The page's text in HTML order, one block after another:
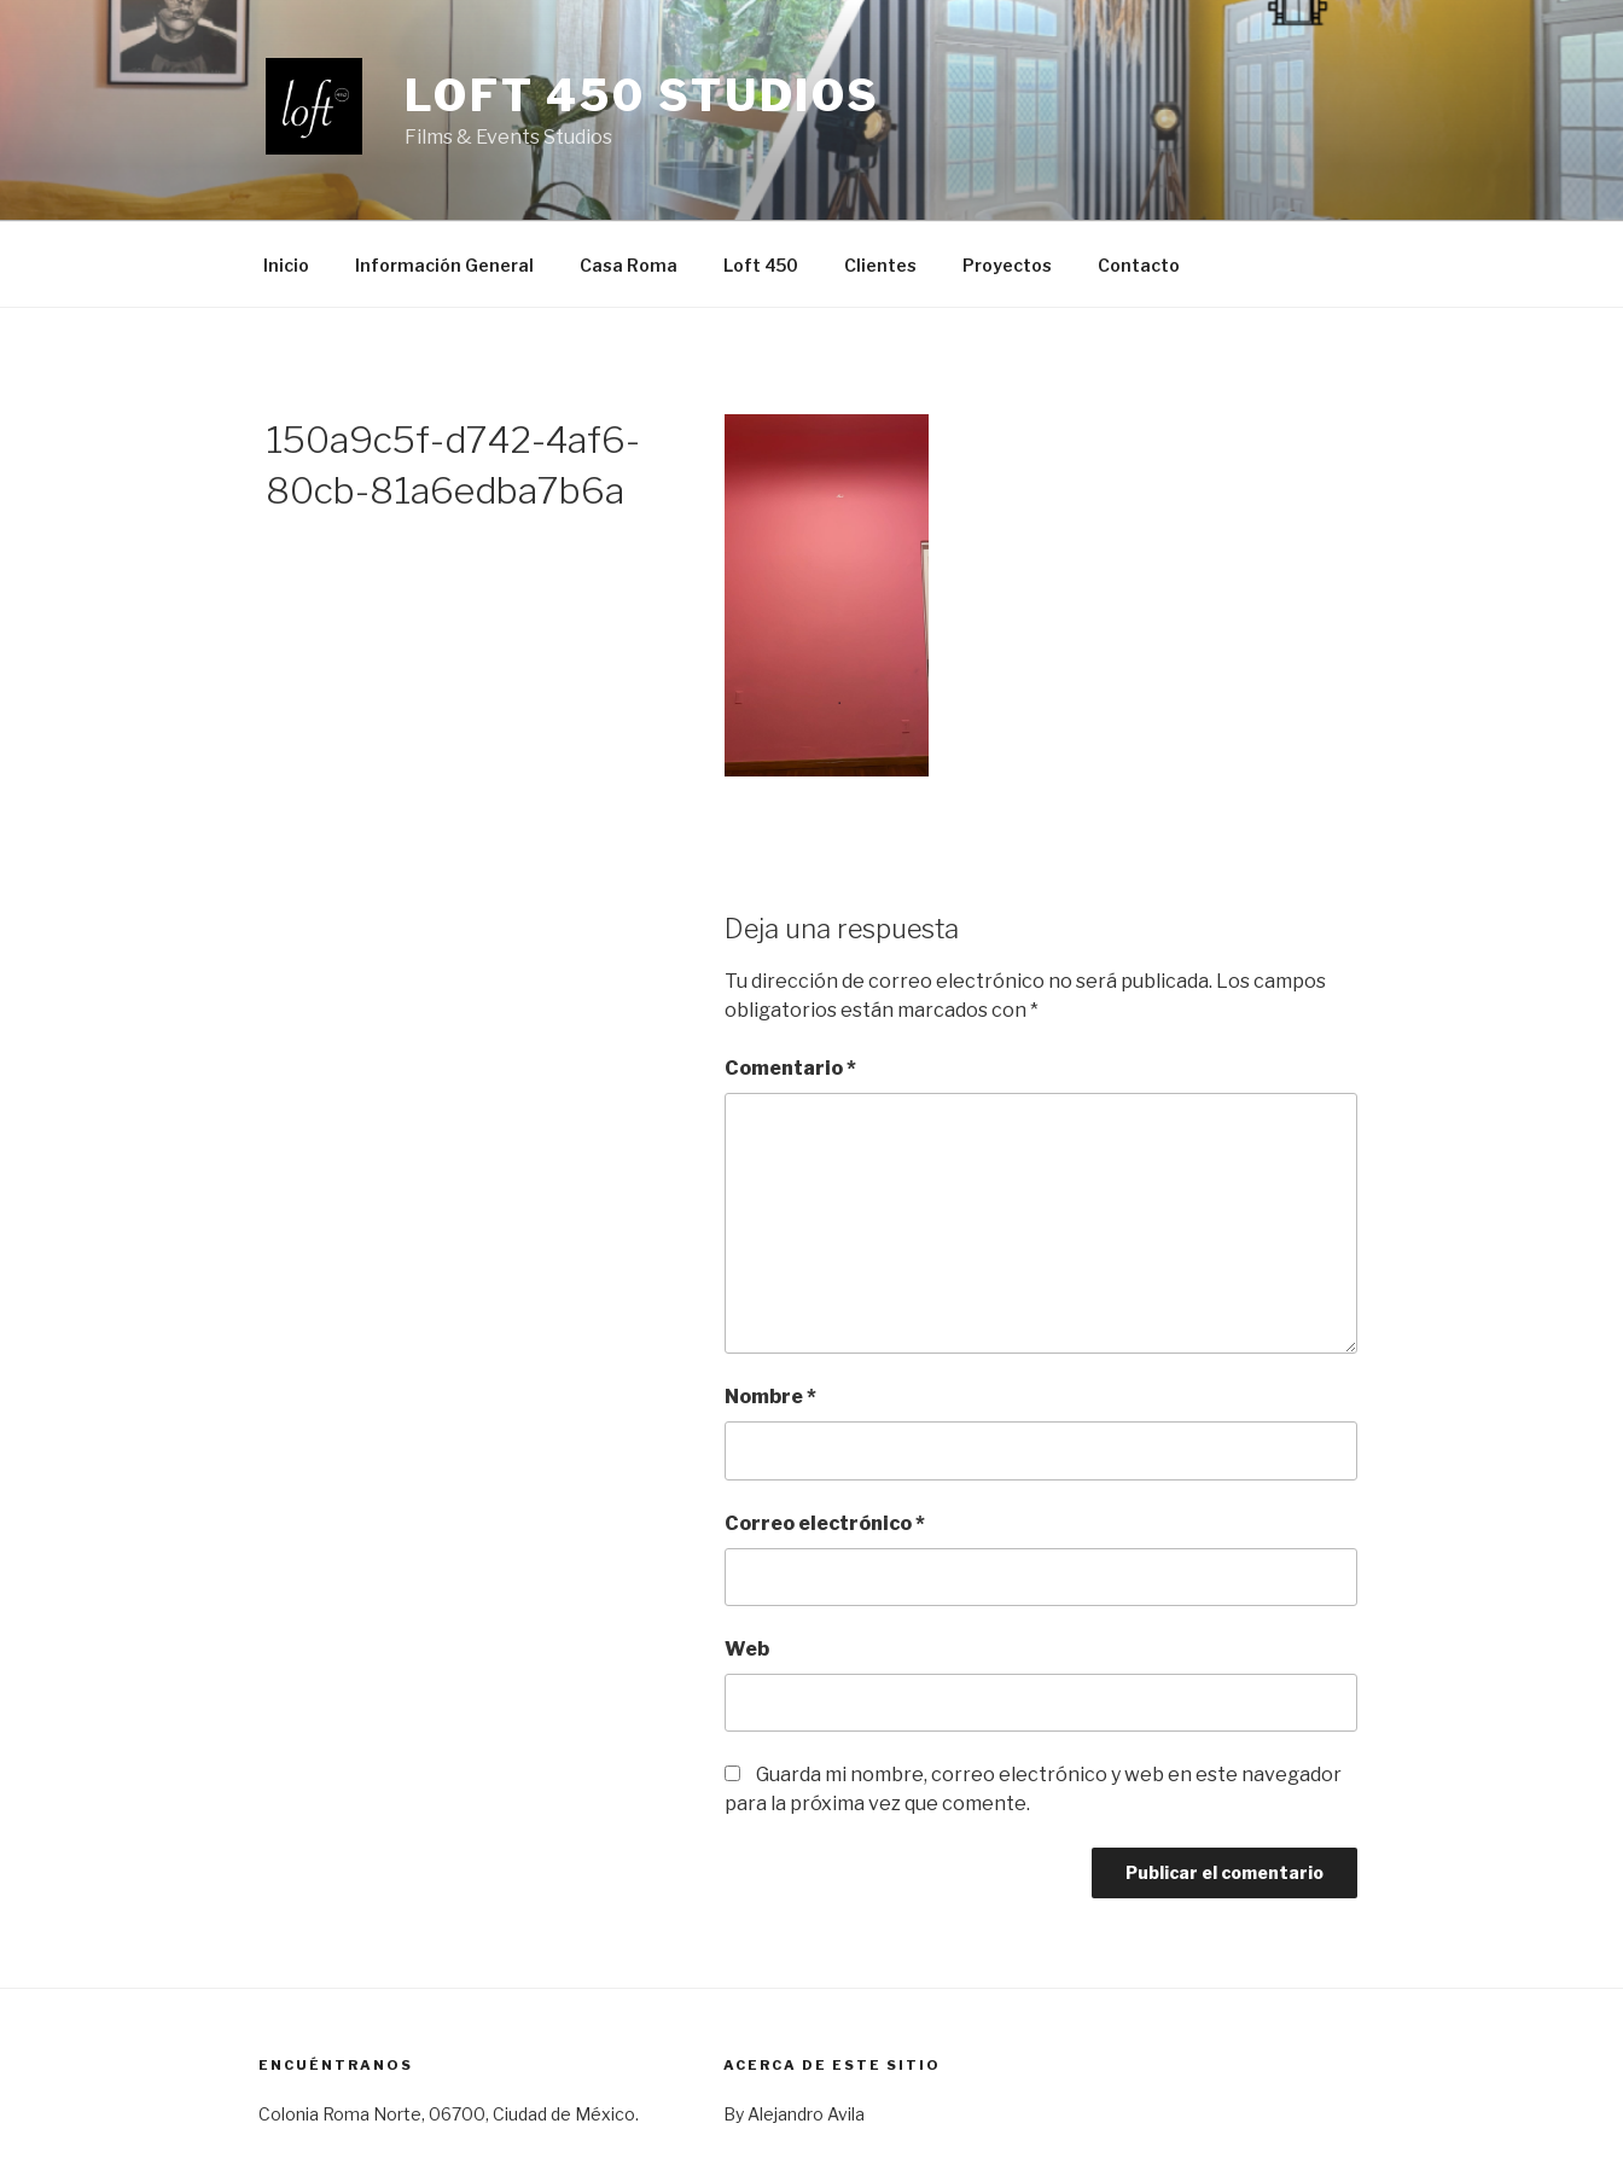
LOFT 450 STUDIOS
Films & Events Studios
Inicio Información General Casa Roma Loft 450 Clientes Proyectos Contacto
150a9c5f-d742-4af6-
80cb-81a6edba7b6a
Deja una respuesta
Tu dirección de correo electrónico no será publicada. Los campos
obligatorios están marcados con *
Comentario*
Nombre*
Correo electrónico*
Web
Guarda mi nombre, correo electrónico y web en este navegador
para la próxima vez que comente.
ENCUÉNTRANOS
Colonia Roma Norte, 06700, Ciudad de México.
ACERCA DE ESTE SITIO
By Alejandro Avila